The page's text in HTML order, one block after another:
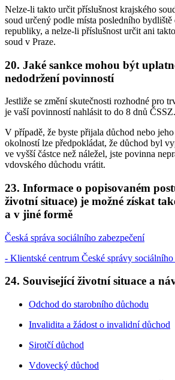
Nelze-li takto určit příslušnost krajského
soud určený podle místa posledního bydliště
republiky, a nelze-li příslušnost určit ani
soud v Praze.
20. Jaké sankce mohou být
nedodržení povinností
Jestliže se změní skutečnosti rozhodné pro
je vaší povinností nahlásit to do 8 dnů ČSSZ.
V případě, že byste přijala důchod nebo
okolností lze předpokládat, že důchod byl
ve vyšší částce než náležel, jste povinna
vdovského důchodu vrátit.
23. Informace o popisovaném
životní situace) je možné získat
a v jiné formě
Česká správa sociálního zabezpečení
- Klientské centrum České správy sociálního
24. Související životní situace a
Odchod do starobního důchodu
Invalidita a žádost o invalidní důchod
Sirotčí důchod
Vdovecký důchod